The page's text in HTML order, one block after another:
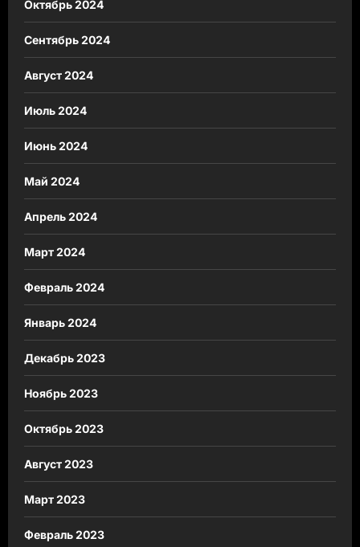
Октябрь 2024
Сентябрь 2024
Август 2024
Июль 2024
Июнь 2024
Май 2024
Апрель 2024
Март 2024
Февраль 2024
Январь 2024
Декабрь 2023
Ноябрь 2023
Октябрь 2023
Август 2023
Март 2023
Февраль 2023